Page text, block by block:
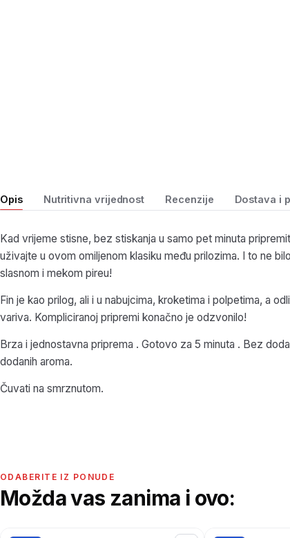
Opis Nutritivna vrijednost Recenzije Dostava i
Kad vrijeme stisne, bez stiskanja u samo pet minuta
uživajte u ovom omiljenom klasiku među prilozima. I to ne
slasnom i mekom pireu!
Fin je kao prilog, ali i u nabujcima, kroketima i polpetima, a
variva. Kompliciranoj pripremi konačno je odzvonilo!
Brza i jednostavna priprema . Gotovo za 5 minuta . Bez
dodanih aroma.
Čuvati na smrznutom.
ODABERITE IZ PONUDE
Možda vas zanima i ovo: